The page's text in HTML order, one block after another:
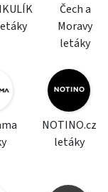
Čech a
Moravy
letáky
NOTINO.cz
letáky